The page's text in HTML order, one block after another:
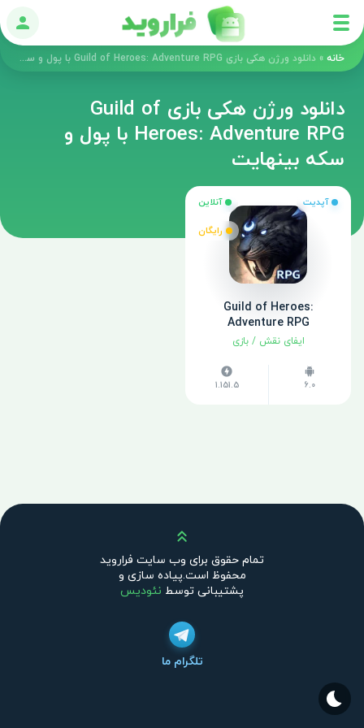
ورود
خانه » دانلود ورژن هکی بازی Guild of Heroes: Adventure RPG با پول و سکه بینهایت
دانلود ورژن هکی بازی Guild of
Heroes: Adventure RPG با پول و
سکه بینهایت
آپدیت آنلاین
رایگان
Guild of Heroes:
Adventure RPG
ایفای نقش /بازی
6.0
1.151.5
بالا
تمام حقوق برای وب سایت فراروید
محفوظ است.پیاده سازی و
پشتیبانی توسط نئودیس
تلگرام ما